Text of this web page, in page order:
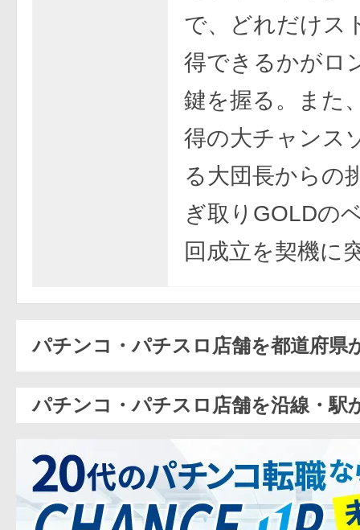
で、どれだけス
得できるかがロ
鍵を握る。また
得の大チャンス
る大団長からの
ぎ取りGOLDの
回成立を契機に
パチンコ・パチスロ店舗を都道府県
パチンコ・パチスロ店舗を沿線・駅